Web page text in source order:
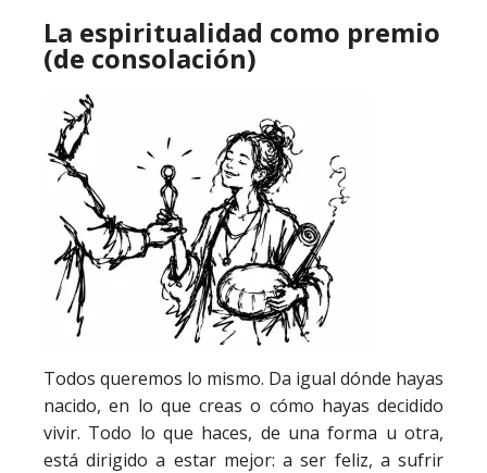
La espiritualidad como premio
(de consolación)
Todos queremos lo mismo. Da igual dónde hayas
nacido, en lo que creas o cómo hayas decidido
vivir. Todo lo que haces, de una forma u otra,
está dirigido a estar mejor: a ser feliz, a sufrir